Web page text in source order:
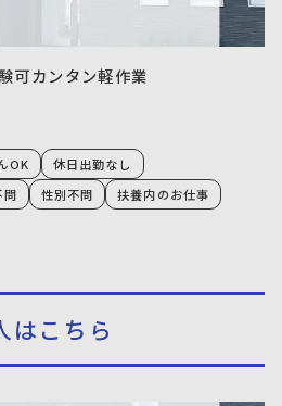
可カンタン軽作業
OK
休日出勤なし
問 性別不問
扶養内のお仕事
はこちら